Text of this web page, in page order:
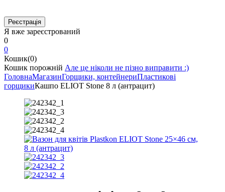
Я вже зареєстрований
0
0
Кошик(0)
Кошик порожній Але це ніколи не пізно виправити :)
ГоловнаМагазинГорщики, контейнериПластикові
горщикиКашпо ELIOT Stone 8 л (антрацит)